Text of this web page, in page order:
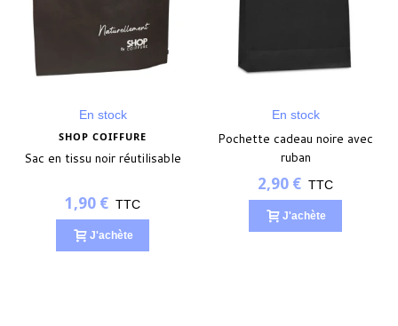
En stock
SHOP COIFFURE
Sac en tissu noir réutilisable
1,90 € TTC
J'achète
En stock
Pochette cadeau noire avec
ruban
2,90 € TTC
J'achète